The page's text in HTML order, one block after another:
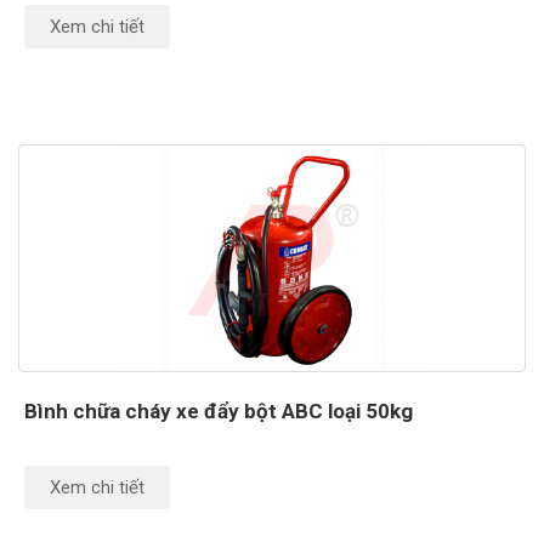
Xem chi tiết
Bình chữa cháy xe đẩy bột ABC loại 50kg
Xem chi tiết